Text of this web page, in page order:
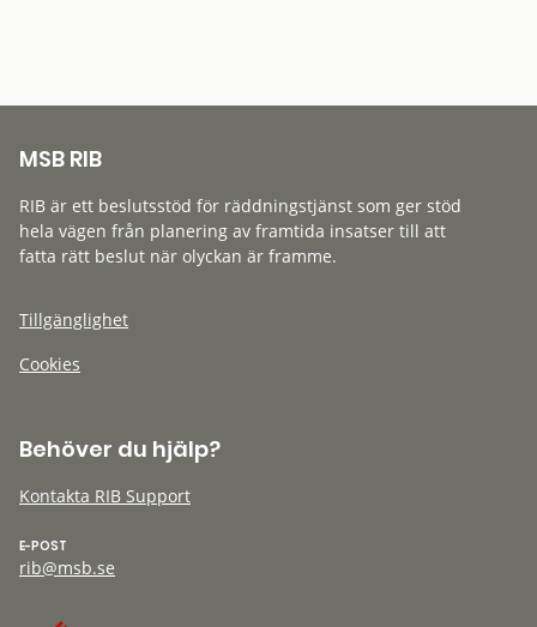
MSB RIB
RIB är ett beslutsstöd för räddningstjänst som ger stöd
hela vägen från planering av framtida insatser till att
fatta rätt beslut när olyckan är framme.
Tillgänglighet
Cookies
Behöver du hjälp?
Kontakta RIB Support
E-POST
rib@msb.se